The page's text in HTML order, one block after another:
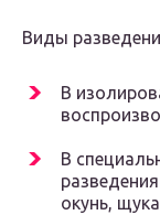
Виды
В
В
окунь,